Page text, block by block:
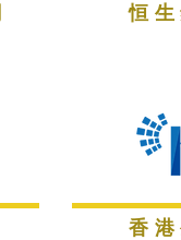
香
恒